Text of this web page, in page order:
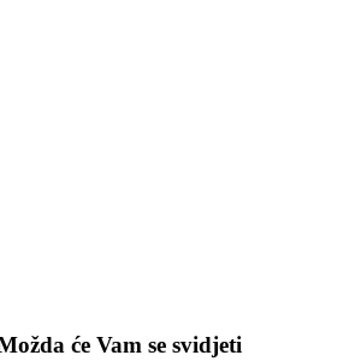
će Vam se svidjeti